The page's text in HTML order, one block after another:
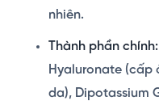
nhiên.
Thành phần chính:
Hyaluronate (cấp
da), Dipotassium